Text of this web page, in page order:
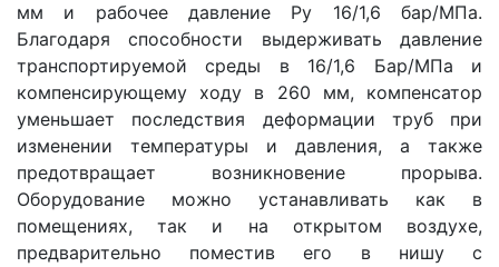
мм и рабочее давление Ру 16/1,6 бар/МПа.
Благодаря способности выдерживать давление
транспортируемой среды в 16/1,6 Бар/МПа и
компенсирующему ходу в 260 мм, компенсатор
уменьшает последствия деформации труб при
изменении температуры и давления, а также
предотвращает возникновение прорыва.
Оборудование можно устанавливать как в
помещениях, так и на открытом воздухе,
предварительно поместив его в нишу с